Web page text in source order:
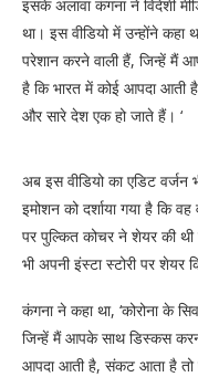
इसके अलावा कंगना ने विदेशी
था। इस वीडियो में उन्होंने कहा
परेशान करने वाली हैं, जिन्हें मैं
है कि भारत में कोई आपदा आती
और सारे देश एक हो जाते हैं। ‘
अब इस वीडियो का एडिट वर्जन
इमोशन को दर्शाया गया है कि
पर पुल्कित कोचर ने शेयर की थी
भी अपनी इंस्टा स्टोरी पर शेयर
कंगना ने कहा था, ‘कोरोना के
जिन्हें मैं आपके साथ डिस्कस
आपदा आती है, संकट आता है तो